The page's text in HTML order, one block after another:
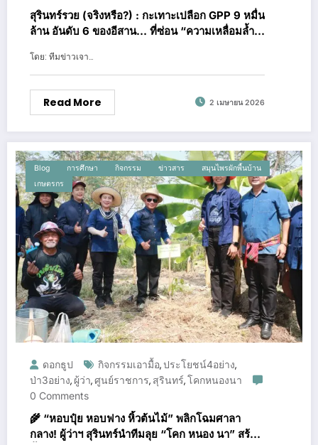
สุรินทร์รวย (จริงหรือ?) : กะเทาะเปลือก GPP 9 หมื่น
ล้าน อันดับ 6 ของอีสาน… ที่ซ่อน “ความเหลื่อมล้ำ”
โดย: ทีมข่าวเจา…
Read More 2 เมษายน 2026
Blog การศึกษา กิจกรรม ข่าวสาร
สมุนไพรผักพื้นบ้าน
เกษตรกร
ดอกธูป กิจกรรมเอามื้อ,ประโยชน์4อย่าง,
ป่า3อย่าง, ผู้ว่า,ศูนย์ราชการ, สุรินทร์,โคกหนองนา
0 Comments
🌾 “หอบปุ๋ย หอบฟาง หิ้วต้นไม้” พลิกโฉมศาลา
กลาง! ผู้ว่าฯ สุรินทร์นำทีมลุย “โคก หนอง นา” สร้าง